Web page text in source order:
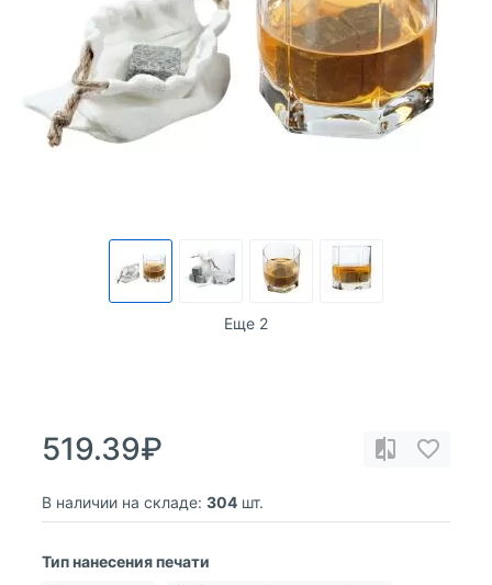
Еще 2
519.39₽
В наличии на складе: 304 шт.
Тип нанесения печати